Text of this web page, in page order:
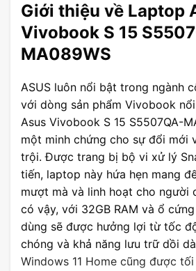
Giới thiệu về Laptop
Vivobook S 15
MA089WS
ASUS luôn nổi bật trong ngành
với dòng sản phẩm Vivobook
Asus Vivobook S 15 S5507QA-
một minh chứng cho sự đổi mới
trội. Được trang bị bộ vi xử lý
tiến, laptop này hứa hẹn mang
mượt mà và linh hoạt cho người
có vậy, với 32GB RAM và ổ cứng
dùng sẽ được hưởng lợi từ tốc
chóng và khả năng lưu trữ dồi
Windows 11 Home cũng được